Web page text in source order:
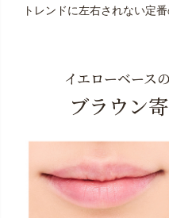
トレンドに左右されない定
イエローベース
ブラウン